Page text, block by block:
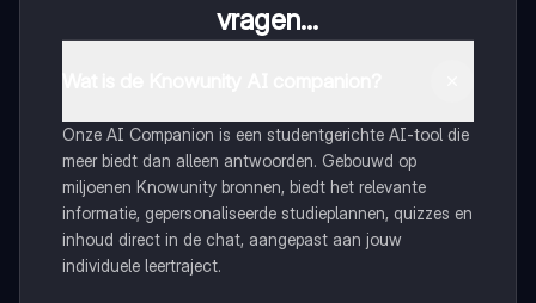
vragen...
Onze AI Companion is een studentgerichte AI-tool die
meer biedt dan alleen antwoorden. Gebouwd op
miljoenen Knowunity bronnen, biedt het relevante
informatie, gepersonaliseerde studieplannen, quizzes en
inhoud direct in de chat, aangepast aan jouw
individuele leertraject.